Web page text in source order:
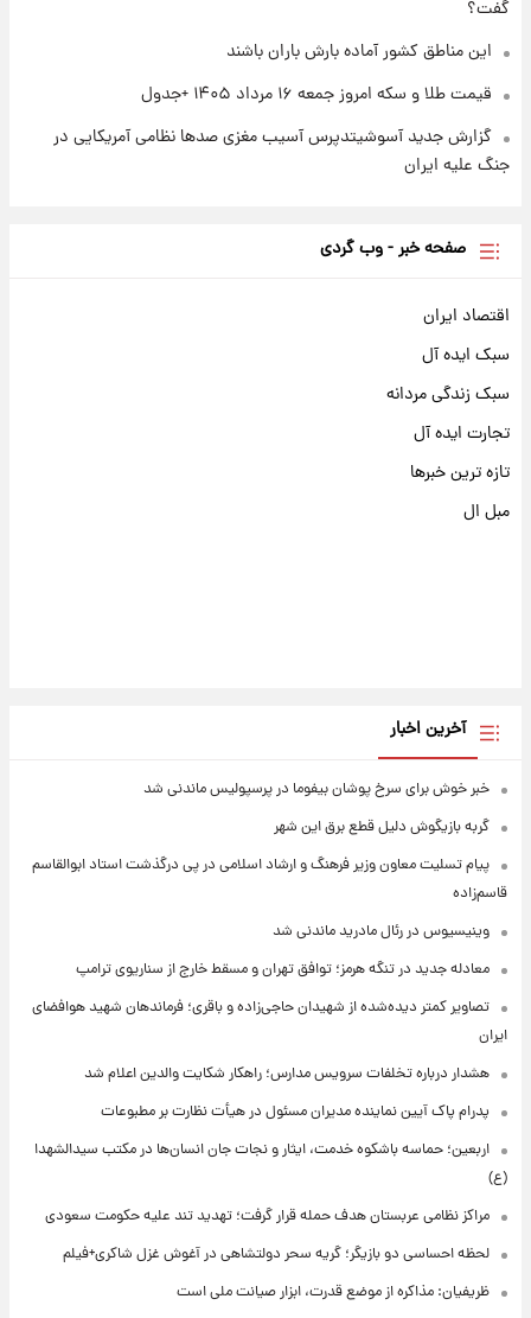
گفت؟
این مناطق کشور آماده بارش باران باشند
قیمت طلا و سکه امروز جمعه ۱۶ مرداد ۱۴۰۵ +جدول
گزارش جدید آسوشیتدپرس آسیب مغزی صدها نظامی آمریکایی در
جنگ علیه ایران
صفحه خبر - وب گردی
اقتصاد ایران
سبک ایده آل
سبک زندگی مردانه
تجارت ایده آل
تازه ترین خبرها
مبل ال
آخرین اخبار
خبر خوش برای سرخ پوشان بیفوما در پرسپولیس ماندنی شد
گربه بازیگوش دلیل قطع برق این شهر
پیام تسلیت معاون وزیر فرهنگ و ارشاد اسلامی در پی درگذشت استاد ابوالقاسم
قاسم‌زاده
وینیسیوس در رئال مادرید ماندنی شد
معادله جدید در تنگه هرمز؛ توافق تهران و مسقط خارج از سناریوی ترامپ
تصاویر کمتر دیده‌شده از شهیدان حاجی‌زاده و باقری؛ فرماندهان شهید هوافضای
ایران
هشدار درباره تخلفات سرویس مدارس؛ راهکار شکایت والدین اعلام شد
پدرام پاک آیین نماینده مدیران مسئول در هیأت نظارت بر مطبوعات
اربعین؛ حماسه باشکوه خدمت، ایثار و نجات جان انسان‌ها در مکتب سیدالشهدا
(ع)
مراکز نظامی عربستان هدف حمله قرار گرفت؛ تهدید تند علیه حکومت سعودی
لحظه احساسی دو بازیگر؛ گریه سحر دولتشاهی در آغوش غزل شاکری+فیلم
ظریفیان: مذاکره از موضع قدرت، ابزار صیانت ملی است